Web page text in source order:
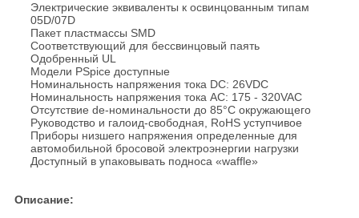
Электрические эквиваленты к освинцованным типам
05D/07D
Пакет пластмассы SMD
Соответствующий для бессвинцовый паять
Одобренный UL
Модели PSpice доступные
Номинальность напряжения тока DC: 26VDC
Номинальность напряжения тока AC: 175 - 320VAC
Отсутствие de-номинальности до 85°C окружающего
Руководство и галоид-свободная, RoHS уступчивое
Приборы низшего напряжения определенные для
автомобильной бросовой электроэнергии нагрузки
Доступный в упаковывать подноса «waffle»
Описание: